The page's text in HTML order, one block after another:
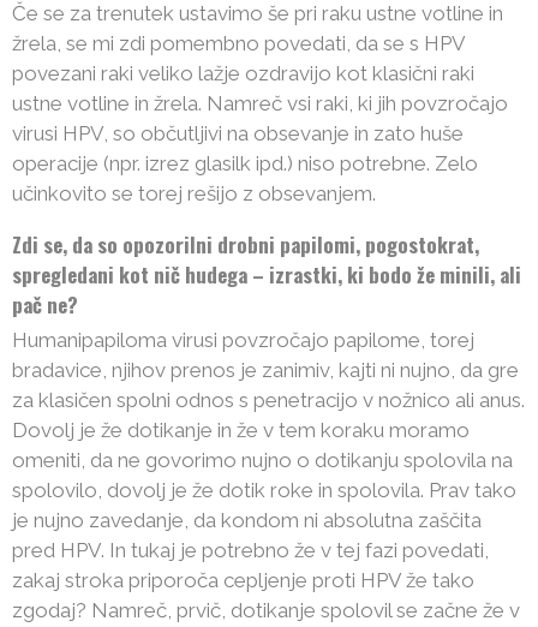
Če se za trenutek ustavimo še pri raku ustne votline in
žrela, se mi zdi pomembno povedati, da se s HPV
povezani raki veliko lažje ozdravijo kot klasični raki
ustne votline in žrela. Namreč vsi raki, ki jih povzročajo
virusi HPV, so občutljivi na obsevanje in zato huše
operacije (npr. izrez glasilk ipd.) niso potrebne. Zelo
učinkovito se torej rešijo z obsevanjem.
Zdi se, da so opozorilni drobni papilomi, pogostokrat,
spregledani kot nič hudega – izrastki, ki bodo že minili, ali
pač ne?
Humanipapiloma virusi povzročajo papilome, torej
bradavice, njihov prenos je zanimiv, kajti ni nujno, da gre
za klasičen spolni odnos s penetracijo v nožnico ali anus.
Dovolj je že dotikanje in že v tem koraku moramo
omeniti, da ne govorimo nujno o dotikanju spolovila na
spolovilo, dovolj je že dotik roke in spolovila. Prav tako
je nujno zavedanje, da kondom ni absolutna zaščita
pred HPV. In tukaj je potrebno že v tej fazi povedati,
zakaj stroka priporoča cepljenje proti HPV že tako
zgodaj? Namreč, prvič, dotikanje spolovil se začne že v